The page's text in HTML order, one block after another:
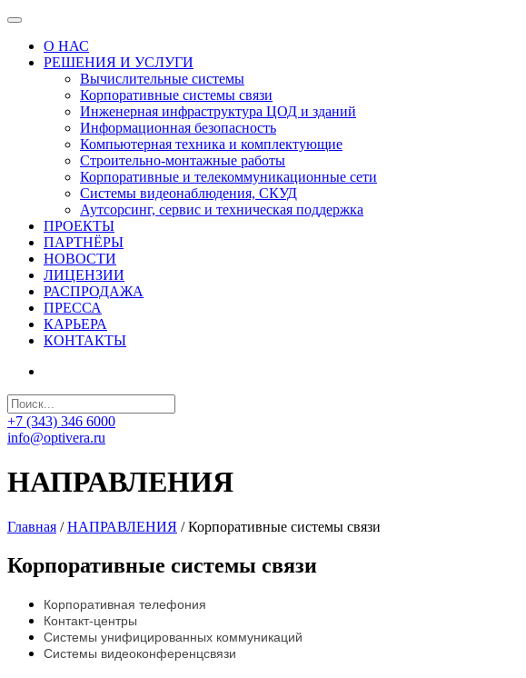
О НАС
РЕШЕНИЯ И УСЛУГИ
Вычислительные системы
Корпоративные системы связи
Инженерная инфраструктура ЦОД и зданий
Информационная безопасность
Компьютерная техника и комплектующие
Строительно-монтажные работы
Корпоративные и телекоммуникационные сети
Системы видеонаблюдения, СКУД
Аутсорсинг, сервис и техническая поддержка
ПРОЕКТЫ
ПАРТНЁРЫ
НОВОСТИ
ЛИЦЕНЗИИ
РАСПРОДАЖА
ПРЕССА
КАРЬЕРА
КОНТАКТЫ
+7 (343) 346 6000
info@optivera.ru
НАПРАВЛЕНИЯ
Главная / НАПРАВЛЕНИЯ / Корпоративные системы связи
Корпоративные системы связи
Корпоративная телефония
Контакт-центры
Системы унифицированных коммуникаций
Системы видеоконференцсвязи